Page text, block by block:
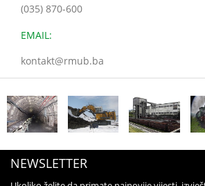
(035) 870-600
EMAIL:
kontakt@rmub.ba
NEWSLETTER